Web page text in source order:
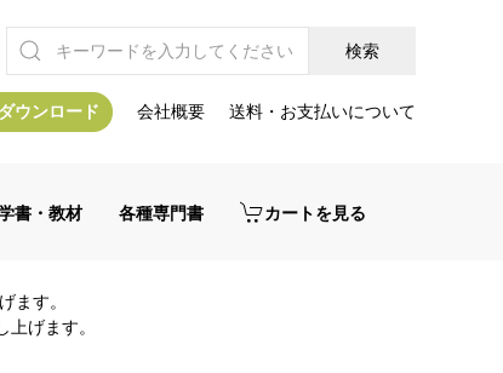
ウンロード 会社概要 送料・お支払いについて
書・教材 各種専門書 カートを見る
ます。
げます。